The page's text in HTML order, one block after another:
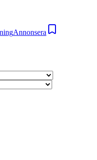
Annonsera